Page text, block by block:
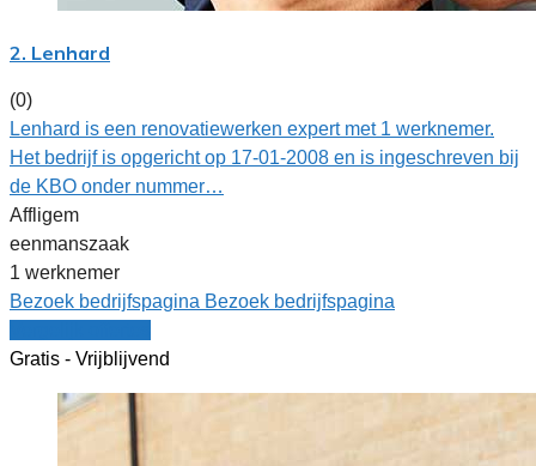
2. Lenhard
(0)
Lenhard is een renovatiewerken expert met 1 werknemer.
Het bedrijf is opgericht op 17-01-2008 en is ingeschreven bij
de KBO onder nummer…
Affligem
eenmanszaak
1 werknemer
Bezoek bedrijfspagina Bezoek bedrijfspagina
Gratis - Vrijblijvend